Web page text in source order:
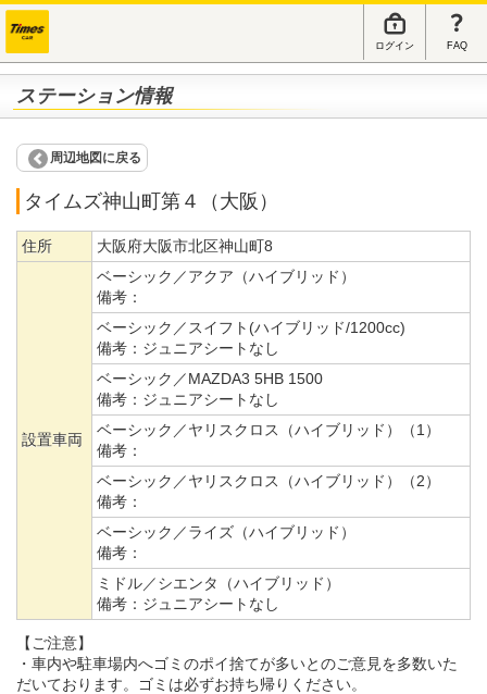
ログイン FAQ
ステーション情報
周辺地図に戻る
タイムズ神山町第４（大阪）
住所 大阪府大阪市北区神山町8
設置車両
ベーシック／アクア（ハイブリッド）
備考：
ベーシック／スイフト(ハイブリッド/1200cc)
備考： ジュニアシートなし
ベーシック／MAZDA3 5HB 1500
備考： ジュニアシートなし
ベーシック／ヤリスクロス（ハイブリッド）（1）
備考：
ベーシック／ヤリスクロス（ハイブリッド）（2）
備考：
ベーシック／ライズ（ハイブリッド）
備考：
ミドル／シエンタ（ハイブリッド）
備考： ジュニアシートなし
【ご注意】
・車内や駐車場内へゴミのポイ捨てが多いとのご意見を多数いた
だいております。ゴミは必ずお持ち帰りください。